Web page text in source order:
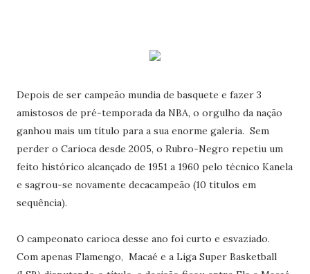
Depois de ser campeão mundia de basquete e fazer 3
amistosos de pré-temporada da NBA, o orgulho da nação
ganhou mais um título para a sua enorme galeria. Sem
perder o Carioca desde 2005, o Rubro-Negro repetiu um
feito histórico alcançado de 1951 a 1960 pelo técnico Kanela
e sagrou-se novamente decacampeão (10 títulos em
sequência).
O campeonato carioca desse ano foi curto e esvaziado.
Com apenas Flamengo, Macaé e a Liga Super Basketball